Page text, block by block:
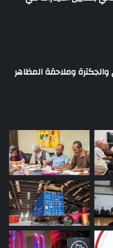
وملاحقة المظاهر